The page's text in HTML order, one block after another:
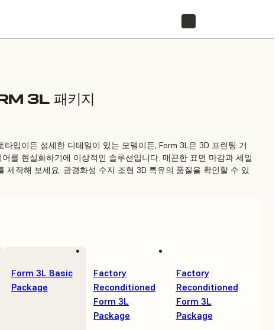
3L 패키지
입이든 섬세한 디테일이 있는 모델이든, Form 3L은 3D 프린팅 기
를 현실화하기에 이상적인 솔루션입니다. 매끈한 표면 마감과 세밀
제작해 보세요. 광경화성 수지 조형 3D 특유의 품질을 확인할 수 있
Form 3L Basic
Package
Factory
Reconditioned
Form 3L
Package
Factory
Reconditioned
Form 3L
Package